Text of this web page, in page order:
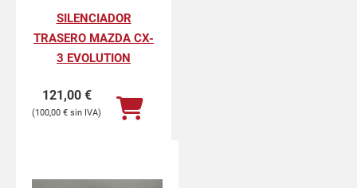
SILENCIADOR
TRASERO MAZDA CX-
3 EVOLUTION
121,00 €
100,00 €